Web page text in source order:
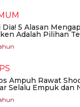
Dia! 5 Alasan
Adalah Pilihan
Ampuh Rawat
Selalu Empuk dan